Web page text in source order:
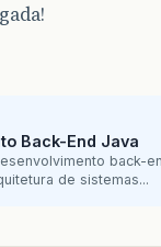
Back-End Java
back-
de sistemas...